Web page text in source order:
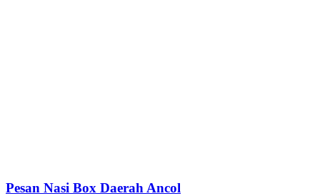
Pesan Nasi Box Daerah Ancol